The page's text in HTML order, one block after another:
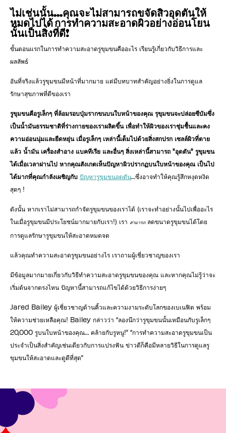
ไม่เช่นนั้น...คุณจะไม่สามารถขจัดสิวอุดตันให้
หมดไปได้ การทำความสะอาดผิวอย่างอ่อนโยน
นั้นเป็นสิ่งที่ดี!
ขั้นตอนแรกในการทำความสะอาดรูขุมขนคืออะไร เรียนรู้เกี่ยวกับวิธีการและ
ผลลัพธ์
อันที่จริงแล้วรูขุมขนมีหน้าที่มากมาย แต่มีบทบาทสำคัญอย่างยิ่งในการดูแล
รักษาสุขภาพที่ดีของเรา
รูขุมขนคือรูเล็กๆ ที่ล้อมรอบปุ่มรากขนบนใบหน้าของคุณ รุขุมขนจะปล่อยซีบัมซึ่ง
เป็นน้ำมันธรรมชาติที่ร่างกายของเราผลิตขึ้น เพื่อทำให้ผิวของเราชุ่มชื้นและคง
ความอ่อนนุ่มและยืดหยุ่น เมื่อรูเล็กๆ เหล่านี้เต็มไปด้วยสิ่งสกปรก เซลล์ผิวที่ตาย
แล้ว น้ำมัน เครื่องสำอาง แบคทีเรีย และอื่นๆ สิ่งเหล่านี้สามารถ "อุดตัน" รูขุมขน
ได้เมื่อเวลาผ่านไป หากคุณสังเกตเห็นปัญหาผิวปรากฏบนใบหน้าของคุณ เป็นไป
ได้มากที่คุณกำลังเผชิญกับ ปัญหารูขุมขนอุดตัน…ซึ่งอาจทำให้คุณรู้สึกหงุดหงิด
สุดๆ !
ดังนั้น หากเราไม่สามารถกำจัดรูขุมขนของเราได้ (เราจะทำอย่างนั้นไปเพื่ออะไร
ในเมื่อรูขุมขนมีประโยชน์มากมายกับเรา!) เรา สามารถลดขนาดรูขุมขนได้โดย
การดูแลรักษารูขุมขนให้สะอาดหมดจด
แล้วคุณทำความสะอาดรูขุมขนอย่างไร เราถามผู้เชี่ยวชาญของเรา
มีข้อมูลมากมายเกี่ยวกับวิธีทำความสะอาดรูขุมขนของคุณ และหากคุณไม่รู้ว่าจะ
เริ่มต้นจากตรงไหน ปัญหานี้สามารถแก้ไขได้ด้วยวิธีการง่ายๆ
Jared Bailey ผู้เชี่ยวชาญด้านคิ้วและความงามระดับโลกของเบเนฟิต พร้อม
ให้ความช่วยเหลือคุณ! Bailey กล่าวว่า “ลองนึกว่ารูขุมขนนั้นเหมือนกับรูเล็กๆ
20,000 รูบนใบหน้าของคุณ… คล้ายกับรูหนู!” “การทำความสะอาดรูขุมขนเป็น
ประจำเป็นสิ่งสำคัญเช่นเดียวกับการแปรงฟัน ข่าวดีก็คือมีหลายวิธีในการดูแลรู
ขุมขนให้สะอาดและดูดีที่สุด”